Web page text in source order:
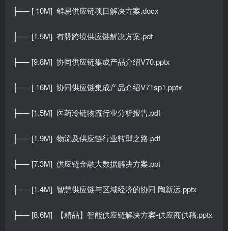
├── [ 10M] 鲜易供应链项目解决方案.docx
├── [1.5M] 有赞跨境供应链解决方案.pdf
├── [9.8M] 协同供应链集成产品介绍V70.pptx
├── [ 16M] 协同供应链集成产品介绍V71sp1.pptx
├── [1.5M] 医药冷链物流行业分析报告.pdf
├── [1.9M] 物流及供应链行业转型之路.pdf
├── [7.3M] 供应链金融大数据解决方案.ppt
├── [1.4M] 智慧供应链与区域经济的协同 陶新运.pptx
├── [8.6M] 【精品】智能供应链解决方案-供应商供稿.pptx